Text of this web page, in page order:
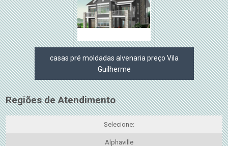
casas pré moldadas alvenaria preço Vila
Guilherme
Regiões de Atendimento
Selecione:
Alphaville